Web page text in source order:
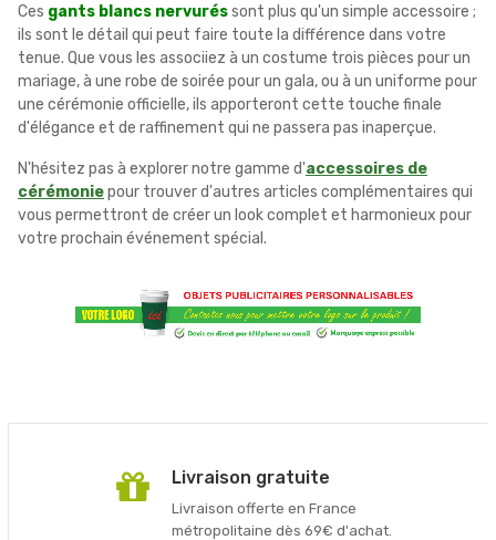
Ces gants blancs nervuréssont plus qu'un simple accessoire ;
ils sont le détail qui peut faire toute la différence dans votre
tenue. Que vous les associiez à un costume trois pièces pour un
mariage, à une robe de soirée pour un gala, ou à un uniforme pour
une cérémonie officielle, ils apporteront cette touche finale
d'élégance et de raffinement qui ne passera pas inaperçue.
N'hésitez pas à explorer notre gamme d'accessoires de
cérémoniepour trouver d'autres articles complémentaires qui
vous permettront de créer un look complet et harmonieux pour
votre prochain événement spécial.
Livraison gratuite
Livraison offerte en France
métropolitaine dès 69€ d'achat.